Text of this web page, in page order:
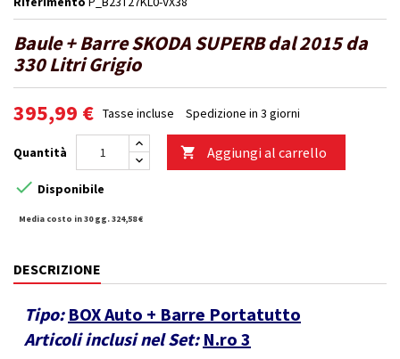
Baule + Barre SKODA SUPERB dal 2015 da
330 Litri Grigio
395,99 € Tasse incluse Spedizione in 3 giorni
Quantità  Aggiungi al carrello
 Disponibile
Media costo in 30 gg. 324,58 €
DESCRIZIONE
Tipo: BOX Auto + Barre Portatutto
Articoli inclusi nel Set: N.ro 3